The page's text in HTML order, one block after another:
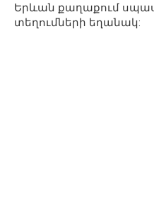
Երևան քաղաքում
տեղումների եղանակ: